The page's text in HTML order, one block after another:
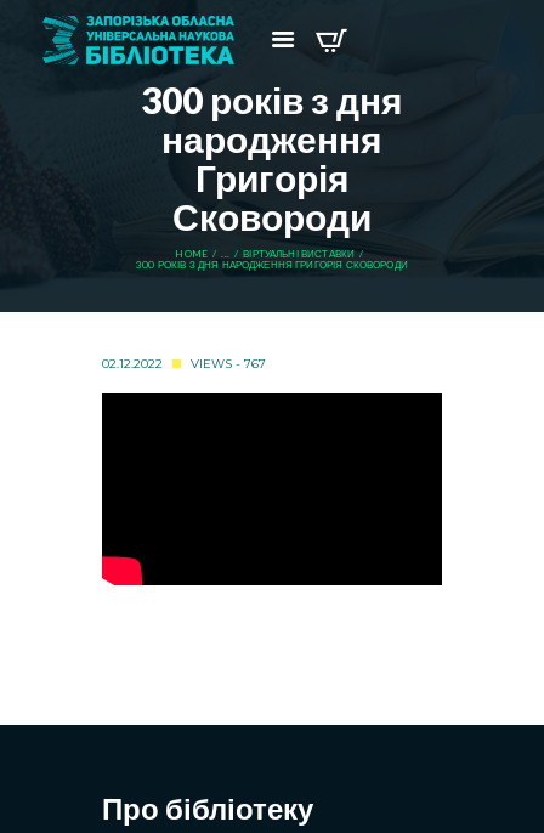
300 років з дня
народження
Григорія
Сковороди
HOME ...
ВІРТУАЛЬНІ ВИСТАВКИ
300 РОКІВ З ДНЯ НАРОДЖЕННЯ ГРИГОРІЯ СКОВОРОДИ
02.12.2022 VIEWS - 767
Про бібліотеку